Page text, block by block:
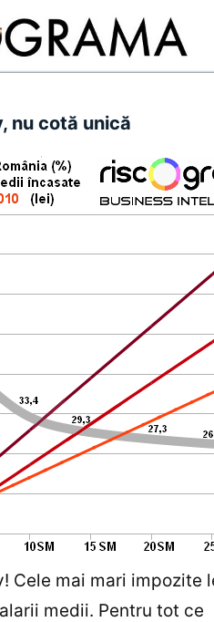
nu cotă unică
Cele mai mari impozite
medii. Pentru tot ce